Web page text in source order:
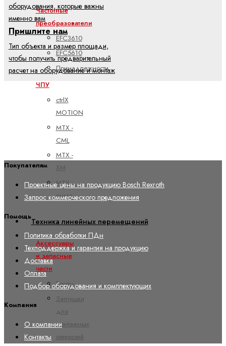
Частотные
преобразователи
EFC3610
EFC5610
Принадлежности
ЧПУ
ctrlX
MOTION
MTX -
CML
MTX -
XM
MTX
micro
Техника линейных перемещений
Аксессуары
и запасные
части
Винты
Заглушки
для
монтажных
отверстий
оборудования, которые важны
именно вам
Пришлите нам
Тип объекта и размер площади,
чтобы получить предварительный
расчет на оборудование и монтаж
Покупателям
Проектные цены на продукцию Bosch Rexroth
Запрос коммерческого предложения
Помощь
Политика обработки ПДн
Техподдержка и гарантия на продукцию
Доставка
Оплата
Подбор оборудования и комплектующих
Компания
О компании
Контакты